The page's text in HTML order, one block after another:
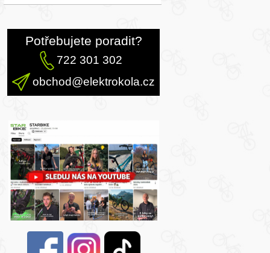
Potřebujete poradit?
722 301 302
obchod@elektrokola.cz